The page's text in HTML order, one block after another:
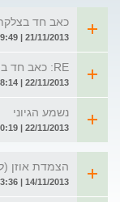
כאב חד
21/11/2013 | 19:49 | מאת: אלה
RE: כאב חד בצלקת ניתוחית בחזה לאחר שנתיים
22/11/2013 | 08:14 | מאת: ד"ר יעקב זילר
נשמע הגיוני
22/11/2013 | 10:19 | מאת: אלה
הצמדת אוזן
14/11/2013 | 13:36 | מאת: מיכל ק